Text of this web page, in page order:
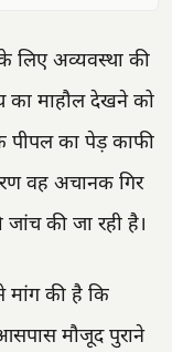
लिए अव्यवस्था की
का माहौल देखने को
पीपल का पेड़ काफी
वह अचानक गिर
की जा रही है।
मांग की है कि
मौजूद पुराने